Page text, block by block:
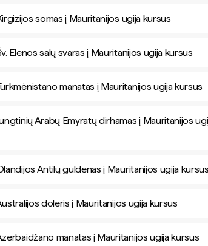
somas į Mauritanijos ugija kursus
Elenos salų svaras į Mauritanijos ugija kursus
manatas į Mauritanijos ugija kursus
Arabų Emyratų dirhamas į Mauritanijos
Antilų guldenas į Mauritanijos ugija
doleris į Mauritanijos ugija kursus
manatas į Mauritanijos ugija kursus